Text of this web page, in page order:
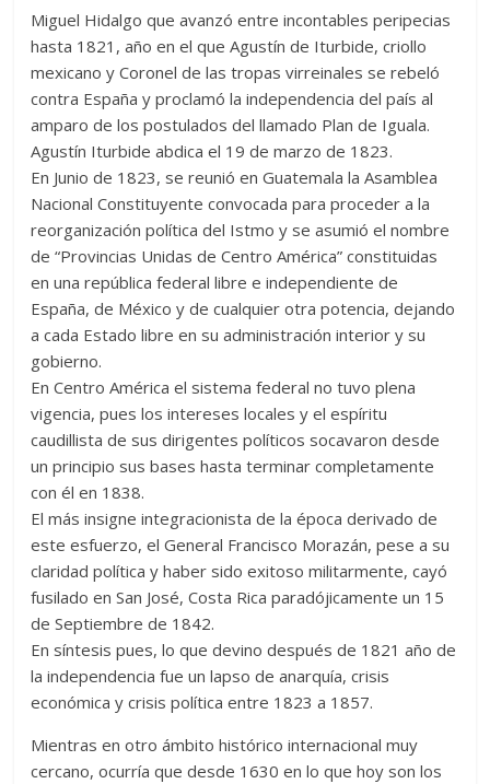
Miguel Hidalgo que avanzó entre incontables peripecias
hasta 1821, año en el que Agustín de Iturbide, criollo
mexicano y Coronel de las tropas virreinales se rebeló
contra España y proclamó la independencia del país al
amparo de los postulados del llamado Plan de Iguala.
Agustín Iturbide abdica el 19 de marzo de 1823.
En Junio de 1823, se reunió en Guatemala la Asamblea
Nacional Constituyente convocada para proceder a la
reorganización política del Istmo y se asumió el nombre
de “Provincias Unidas de Centro América” constituidas
en una república federal libre e independiente de
España, de México y de cualquier otra potencia, dejando
a cada Estado libre en su administración interior y su
gobierno.
En Centro América el sistema federal no tuvo plena
vigencia, pues los intereses locales y el espíritu
caudillista de sus dirigentes políticos socavaron desde
un principio sus bases hasta terminar completamente
con él en 1838.
El más insigne integracionista de la época derivado de
este esfuerzo, el General Francisco Morazán, pese a su
claridad política y haber sido exitoso militarmente, cayó
fusilado en San José, Costa Rica paradójicamente un 15
de Septiembre de 1842.
En síntesis pues, lo que devino después de 1821 año de
la independencia fue un lapso de anarquía, crisis
económica y crisis política entre 1823 a 1857.
Mientras en otro ámbito histórico internacional muy
cercano, ocurría que desde 1630 en lo que hoy son los